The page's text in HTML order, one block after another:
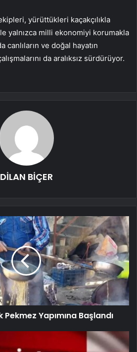
yürüttükleri kaçakçılıkla
yalnızca milli ekonomiyi korumakla
canlıların ve doğal hayatın
da aralıksız sürdürüyor.
DİLAN BİÇER
Pekmez Yapımına Başlandı